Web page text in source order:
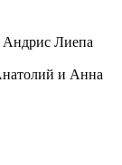
Лиепа
и Анна